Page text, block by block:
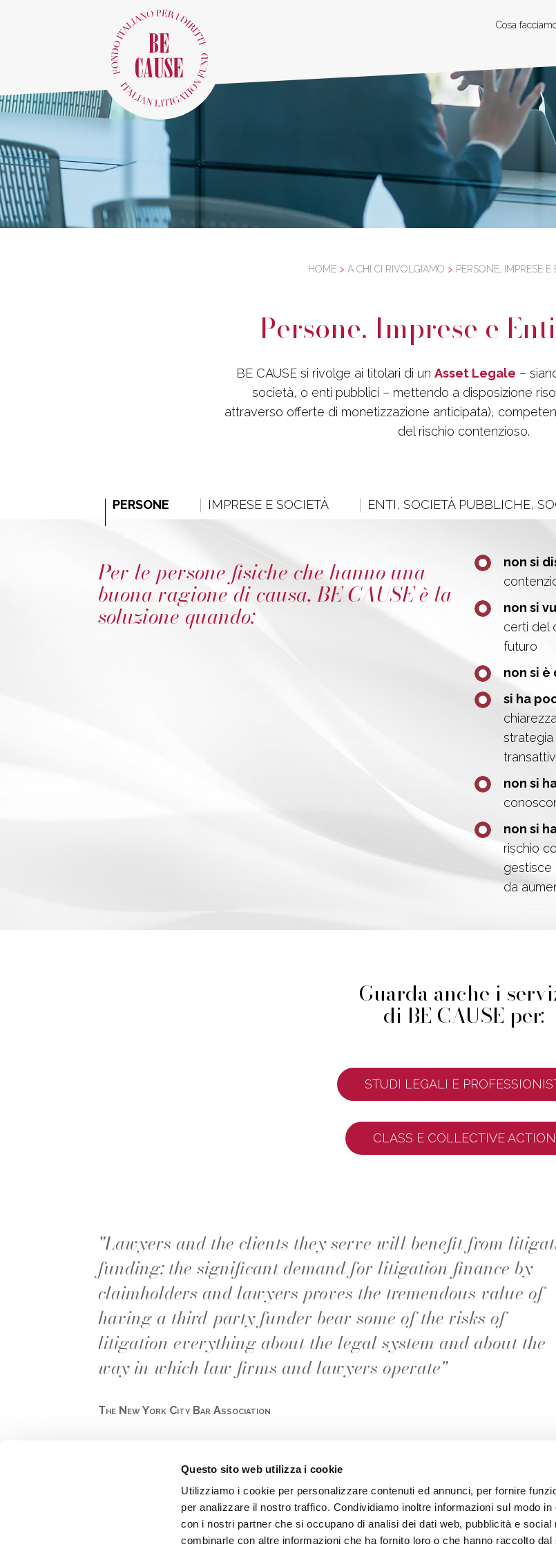
Questo sito web utilizza i cookie
Utilizziamo i cookie per personalizzare contenuti ed annunci, per fornire
per analizzare il nostro traffico. Condividiamo inoltre informazioni sul modo
con i nostri partner che si occupano di analisi dei dati web, pubblicità e social
combinarle con altre informazioni che ha fornito loro o che hanno raccolto
Cosa
HOME> A CHI CI RIVOLGIAMO > PERSONE, IMPRESE
Persone, Imprese e
BE CAUSE si rivolge ai titolari di un Asset Legale –
società, o enti pubblici – mettendo a disposizione
attraverso offerte di monetizzazione anticipata),
del rischio contenzioso.
PERSONE IMPRESE E SOCIETÀ ENTI, SOCIETÀ PUBBLICHE,
Per le persone fisiche che hanno una
buona ragione di causa, BE CAUSE è la
soluzione quando:
non si
non si
certi del
futuro
non si
si ha
non si
non si
rischio
gestisce
da
Guarda anche i
di BE CAUSE per:
STUDI LEGALI E
CLASS E COLLECTIVE ACTION
"Lawyers and the clients they serve will benefit from
funding: the significant demand for litigation finance by
claimholders and lawyers proves the tremendous value of
having a third-party funder bear some of the risks of
litigation everything about the legal system and about the
way in which law firms and lawyers operate"
The New York City Bar Association